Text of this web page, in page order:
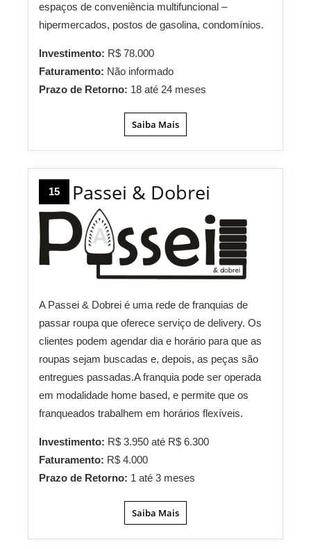
espaços de conveniência multifuncional –
hipermercados, postos de gasolina, condomínios.
Investimento: R$ 78.000
Faturamento: Não informado
Prazo de Retorno: 18 até 24 meses
Saiba Mais
15 Passei & Dobrei
A Passei & Dobrei é uma rede de franquias de
passar roupa que oferece serviço de delivery. Os
clientes podem agendar dia e horário para que as
roupas sejam buscadas e, depois, as peças são
entregues passadas.A franquia pode ser operada
em modalidade home based, e permite que os
franqueados trabalhem em horários flexíveis.
Investimento: R$ 3.950 até R$ 6.300
Faturamento: R$ 4.000
Prazo de Retorno: 1 até 3 meses
Saiba Mais